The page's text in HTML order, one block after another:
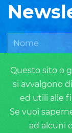
Questo sito o
si avvalgono
ed utili alle
Se vuoi
ad alcuni